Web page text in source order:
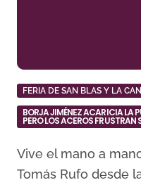
FERIA DE SAN BLAS Y LA
BORJA JIMÉNEZ ACARICIA LA
PERO LOS ACEROS FRUSTRAN
Vive el mano a mano entre Borja Jiménez y
Tomás Rufo desde